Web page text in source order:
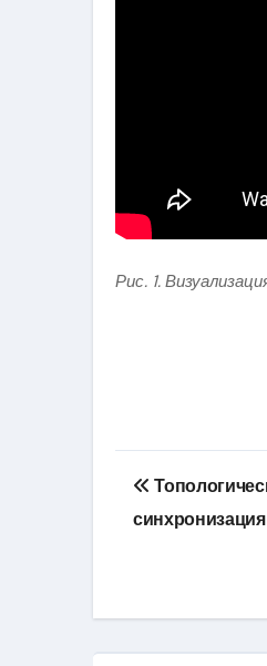
Рис. 1.
по